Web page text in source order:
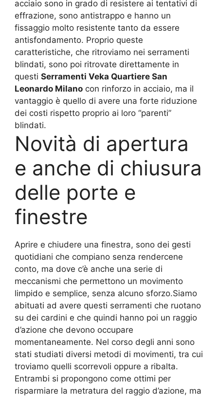
acciaio sono in grado di resistere ai tentativi di
effrazione, sono antistrappo e hanno un
fissaggio molto resistente tanto da essere
antisfondamento. Proprio queste
caratteristiche, che ritroviamo nei serramenti
blindati, sono poi ritrovate direttamente in
questi Serramenti Veka Quartiere San
Leonardo Milano con rinforzo in acciaio, ma il
vantaggio è quello di avere una forte riduzione
dei costi rispetto proprio ai loro “parenti”
blindati.
Novità di apertura
e anche di chiusura
delle porte e
finestre
Aprire e chiudere una finestra, sono dei gesti
quotidiani che compiano senza rendercene
conto, ma dove c’è anche una serie di
meccanismi che permettono un movimento
limpido e semplice, senza alcuno sforzo.Siamo
abituati ad avere questi serramenti che ruotano
su dei cardini e che quindi hanno poi un raggio
d’azione che devono occupare
momentaneamente. Nel corso degli anni sono
stati studiati diversi metodi di movimenti, tra cui
troviamo quelli scorrevoli oppure a ribalta.
Entrambi si propongono come ottimi per
risparmiare la metratura del raggio d’azione, ma